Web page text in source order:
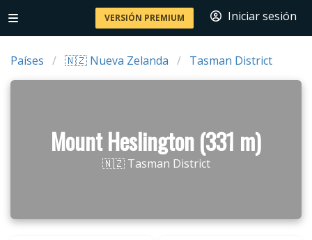
VERSIÓN PREMIUM Iniciar sesión
Países 🇳🇿 Nueva Zelanda Tasman District
Mount Heslington (331 m)
🇳🇿 Tasman District